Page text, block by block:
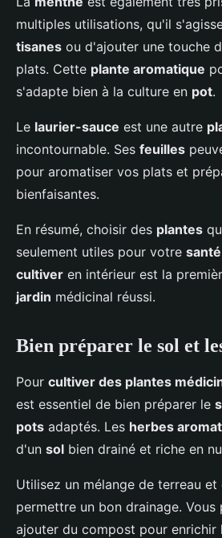
multiples utilisations, qu'il
tisanes ou d'ajouter une touche
plats. Cette plante aromatique
s'adapte bien à la culture en pot.
Le laurier-sauce est une autre
incontournable. Ses feuilles
pour aromatiser vos plats et
bienfaisantes.
En résumé, choisir des plantes
seulement utiles pour votre santé
cultiver en intérieur est la
jardin médicinal réussi.
Bien préparer le sol et
Pour cultiver des plantes
est essentiel de bien préparer le
pots adaptés. Les herbes
d'un sol bien drainé et riche en
Utilisez un mélange de terreau
permettre un bon drainage. Vous
ajouter du compost pour enrichir